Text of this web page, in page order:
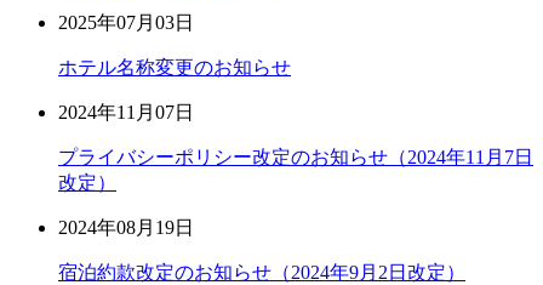
2025年07月03日
ホテル名称変更のお知らせ
2024年11月07日
プライバシーポリシー改定のお知らせ（2024年11月7日
改定）
2024年08月19日
宿泊約款改定のお知らせ（2024年9月2日改定）